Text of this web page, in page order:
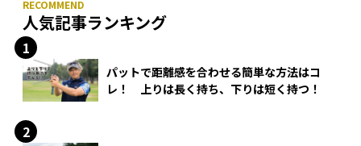
人気記事ランキング
パットで距離感を合わせる簡単な方法はコ
レ！ 上りは長く持ち、下りは短く持つ！